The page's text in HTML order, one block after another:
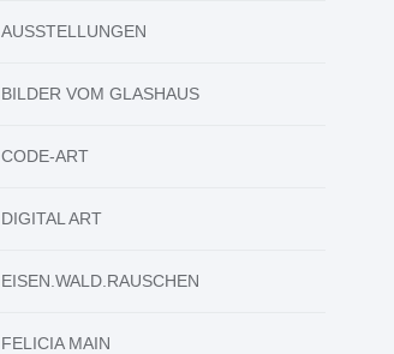
AUSSTELLUNGEN
BILDER VOM GLASHAUS
CODE-ART
DIGITAL ART
EISEN.WALD.RAUSCHEN
FELICIA MAIN